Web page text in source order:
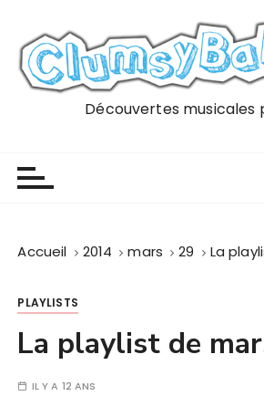
Découvertes musicales
Accueil 2014 mars 29 La
PLAYLISTS
La playlist de
IL Y A 12 ANS